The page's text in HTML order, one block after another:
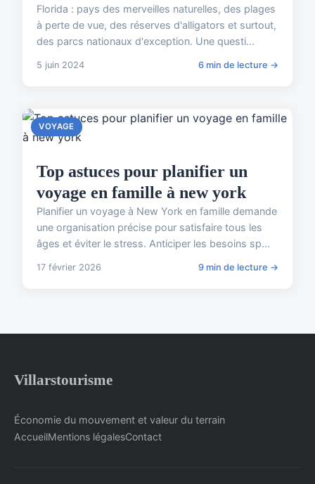
Florida : pays des merveilles naturelles, des plages
à perte de vue, des réserves d'alligators et surtout,
des parcs nationaux d'exception. Une questi...
5 juin 2024 6 min de lecture →
VOYAGE
Top astuces pour planifier un
voyage en famille à new york
Planifier un voyage à New York en famille demande
une organisation précise pour satisfaire tous les
âges et éviter le stress. Anticiper les besoins sp...
17 février 2026 9 min de lecture →
Villarstourisme
Économie du mouvement et valeur du terrain
AccueilMentions légalesContact